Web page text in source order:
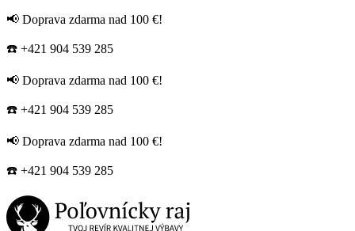
📢 Doprava zdarma nad 100 €!
☎️ +421 904 539 285
📢 Doprava zdarma nad 100 €!
☎️ +421 904 539 285
📢 Doprava zdarma nad 100 €!
☎️ +421 904 539 285